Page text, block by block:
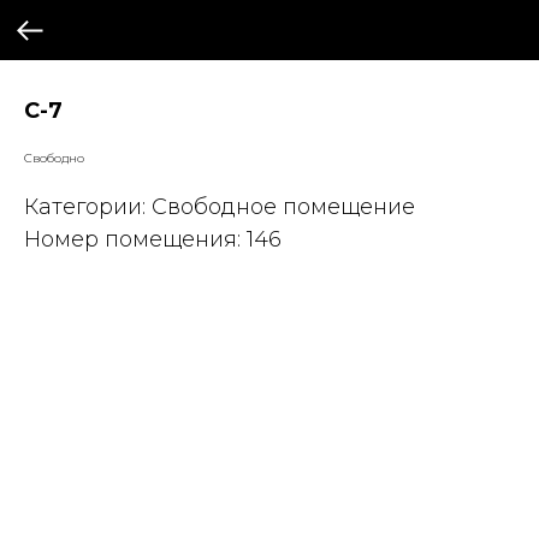
С-7
Свободно
Категории: Свободное помещение
Номер помещения: 146